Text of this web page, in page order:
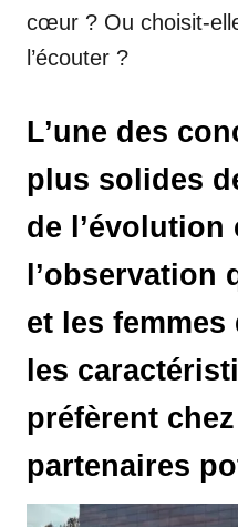
cœur ? Ou choisit-
l’écouter ?
L’une des
plus solides
de l’évolution
l’observation
et les
les
préfèrent
partenaires